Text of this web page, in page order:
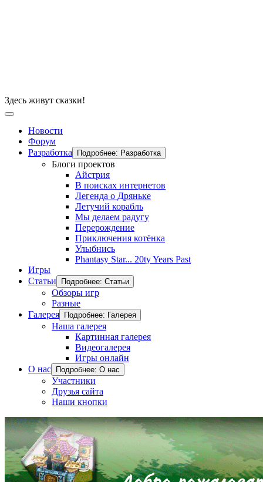
Здесь живут сказки!
Новости
Форум
Разработка
Подробнее: Разработка
Блоги проектов
Айстрия
В поисках интернетов
Легенда о Дряньке
Летучий корабль
Мы делаем радугу
Перерождение
Приключения котёнка
Улыбнись
Phantasy Star... 20ty Years Past
Игры
Статьи
Подробнее: Статьи
Обзоры игр
Разные
Галерея
Подробнее: Галерея
Наша галерея
Картинная галерея
Видеогалерея
Игры онлайн
О нас
Подробнее: О нас
Участники
Друзья сайта
Наши кнопки